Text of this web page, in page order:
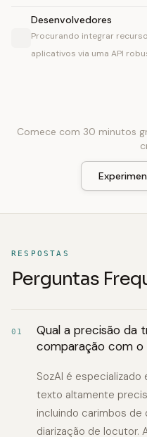
Desenvolvedores
Procurando integrar
aplicativos via uma API
Comece com 30 minutos
RESPOSTAS
Perguntas
01
Qual a precisão da
comparação com o
SozAI é
texto altamente
incluindo carimbos de
diarização de locutor.